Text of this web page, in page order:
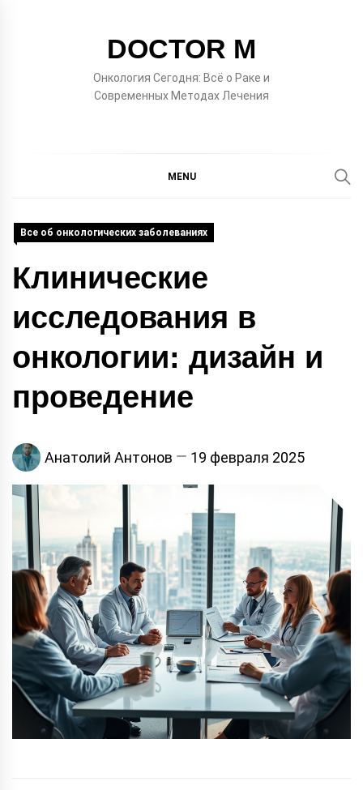
DOCTOR M
Онкология Сегодня: Всё о Раке и
Современных Методах Лечения
MENU
Все об онкологических заболеваниях
Клинические
исследования в
онкологии: дизайн и
проведение
Анатолий Антонов 19 февраля 2025